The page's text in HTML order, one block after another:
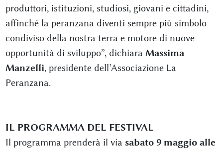
produttori, istituzioni, studiosi, giovani e cittadini,
affinché la peranzana diventi sempre più simbolo
condiviso della nostra terra e motore di nuove
opportunità di sviluppo”, dichiara Massima
Manzelli, presidente dell’Associazione La
Peranzana.
IL PROGRAMMA DEL FESTIVAL
Il programma prenderà il via sabato 9 maggio alle